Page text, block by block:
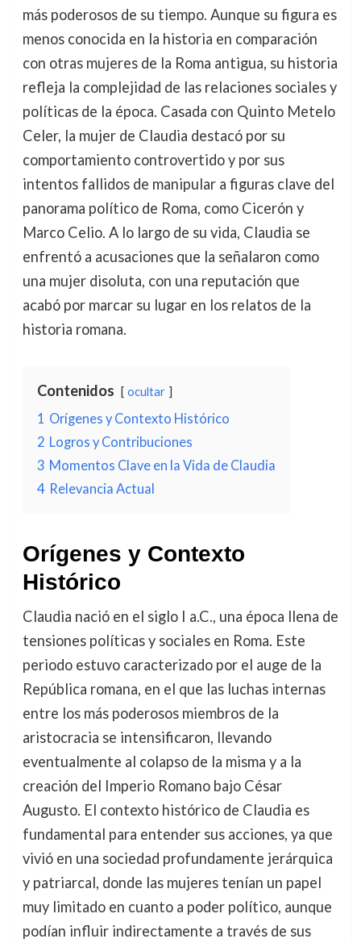
más poderosos de su tiempo. Aunque su figura es
menos conocida en la historia en comparación
con otras mujeres de la Roma antigua, su historia
refleja la complejidad de las relaciones sociales y
políticas de la época. Casada con Quinto Metelo
Celer, la mujer de Claudia destacó por su
comportamiento controvertido y por sus
intentos fallidos de manipular a figuras clave del
panorama político de Roma, como Cicerón y
Marco Celio. A lo largo de su vida, Claudia se
enfrentó a acusaciones que la señalaron como
una mujer disoluta, con una reputación que
acabó por marcar su lugar en los relatos de la
historia romana.
Contenidos ocultar
1 Orígenes y Contexto Histórico
2 Logros y Contribuciones
3 Momentos Clave en la Vida de Claudia
4 Relevancia Actual
Orígenes y Contexto
Histórico
Claudia nació en el siglo I a.C., una época llena de
tensiones políticas y sociales en Roma. Este
periodo estuvo caracterizado por el auge de la
República romana, en el que las luchas internas
entre los más poderosos miembros de la
aristocracia se intensificaron, llevando
eventualmente al colapso de la misma y a la
creación del Imperio Romano bajo César
Augusto. El contexto histórico de Claudia es
fundamental para entender sus acciones, ya que
vivió en una sociedad profundamente jerárquica
y patriarcal, donde las mujeres tenían un papel
muy limitado en cuanto a poder político, aunque
podían influir indirectamente a través de sus